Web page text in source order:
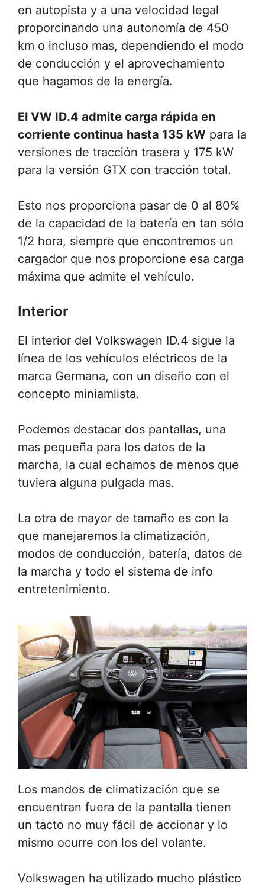
en autopista y a una velocidad legal
proporcinando una autonomía de 450
km o incluso mas, dependiendo el modo
de conducción y el aprovechamiento
que hagamos de la energía.
El VW ID.4 admite carga rápida en
corriente continua hasta 135 kW para la
versiones de tracción trasera y 175 kW
para la versión GTX con tracción total.
Esto nos proporciona pasar de 0 al 80%
de la capacidad de la batería en tan sólo
1/2 hora, siempre que encontremos un
cargador que nos proporcione esa carga
máxima que admite el vehículo.
Interior
El interior del Volkswagen ID.4 sigue la
línea de los vehículos eléctricos de la
marca Germana, con un diseño con el
concepto miniamlista.
Podemos destacar dos pantallas, una
mas pequeña para los datos de la
marcha, la cual echamos de menos que
tuviera alguna pulgada mas.
La otra de mayor de tamaño es con la
que manejaremos la climatización,
modos de conducción, batería, datos de
la marcha y todo el sistema de info
entretenimiento.
Los mandos de climatización que se
encuentran fuera de la pantalla tienen
un tacto no muy fácil de accionar y lo
mismo ocurre con los del volante.
Volkswagen ha utilizado mucho plástico